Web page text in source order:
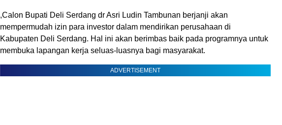
,Calon Bupati Deli Serdang dr Asri Ludin Tambunan berjanji akan
mempermudah izin para investor dalam mendirikan perusahaan di
Kabupaten Deli Serdang. Hal ini akan berimbas baik pada programnya untuk
membuka lapangan kerja seluas-luasnya bagi masyarakat.
ADVERTISEMENT